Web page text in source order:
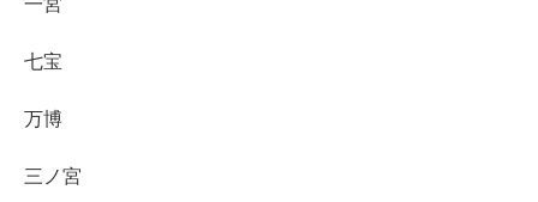
七宝
万博
三ノ宮